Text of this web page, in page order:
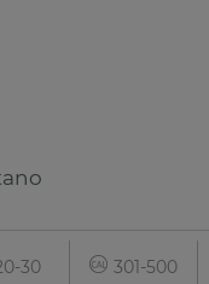
30 301-500